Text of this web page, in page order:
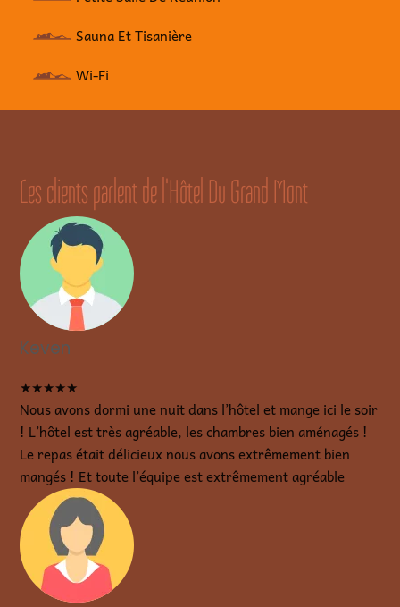
Sauna Et Tisanière
Wi-Fi
Les clients parlent de l'Hôtel Du Grand Mont
Keven
★★★★★
Nous avons dormi une nuit dans l’hôtel et mange ici le soir
! L’hôtel est très agréable, les chambres bien aménagés !
Le repas était délicieux nous avons extrêmement bien
mangés ! Et toute l’équipe est extrêmement agréable